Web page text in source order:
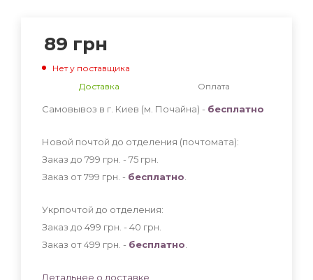
89 грн
Нет у поставщика
Доставка
Оплата
Самовывоз в г. Киев (м. Почайна) - бесплатно
Новой почтой до отделения (почтомата):
Заказ до 799 грн. - 75 грн
Заказ от 799 грн. - бесплатно
Укрпочтой до отделения:
Заказ до 499 грн. - 40 грн
Заказ от 499 грн. - бесплатно
Детальнее о доставке